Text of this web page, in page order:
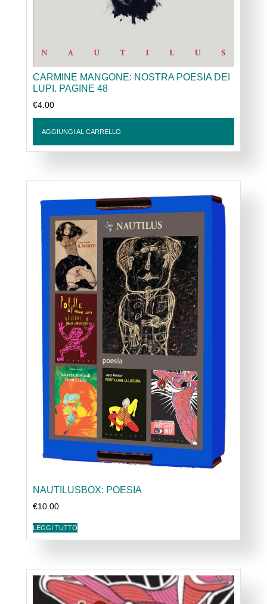
CARMINE MANGONE: NOSTRA POESIA DEI
LUPI. PAGINE 48
€4.00
AGGIUNGI AL CARRELLO
NAUTILUSBOX: POESIA
€10.00
LEGGI TUTTO